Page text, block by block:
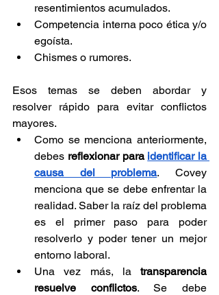
resentimientos acumulados.
Competencia interna poco ética y/o
egoísta.
Chismes o rumores.
Esos temas se deben abordar y
resolver rápido para evitar conflictos
mayores.
Como se menciona anteriormente,
debes reflexionar para identificar la
causa del problema. Covey
menciona que se debe enfrentar la
realidad. Saber la raíz del problema
es el primer paso para poder
resolverlo y poder tener un mejor
entorno laboral.
Una vez más, la transparencia
resuelve conflictos. Se debe